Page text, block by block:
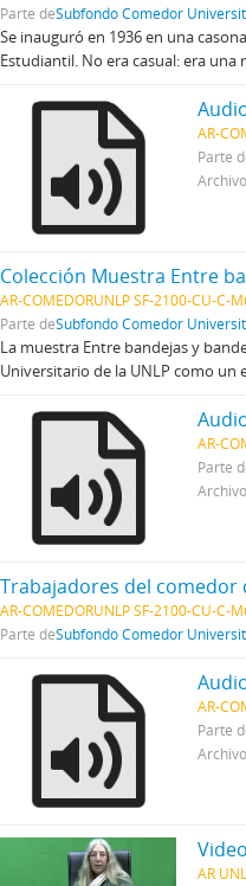
Parte deSubfondo Comedor
Se inauguró en 1936 en una
Estudiantil. No era casual: era una
AR-
Parte
Colección Muestra Entre
AR-COMEDORUNLP SF-2100-CU-C-
Parte deSubfondo Comedor
La muestra Entre bandejas y
Universitario de la UNLP como
AR-
Parte
Trabajadores del comedor
AR-COMEDORUNLP SF-2100-CU-C-
Parte deSubfondo Comedor
AR-
Parte
AR